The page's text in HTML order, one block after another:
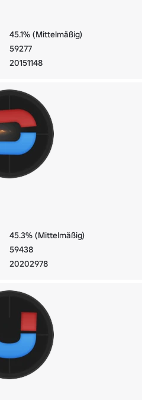
45.1% (Mittelmäßig)
59277
20151148
45.3% (Mittelmäßig)
59438
20202978